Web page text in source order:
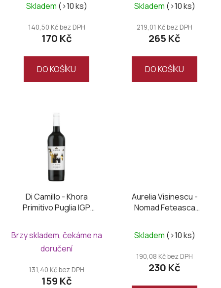
hodnocení
produktu
je
z
Skladem (>10 ks)
140,50 Kč bez DPH
170 Kč
DO KOŠÍKU
Skladem (>10 ks)
219,01 Kč bez DPH
265 Kč
DO KOŠÍKU
Di Camillo - Khora
Primitivo Puglia IGP
Brzy skladem, čekáme na
doručení
131,40 Kč bez DPH
159 Kč
Aurelia Visinescu -
Nomad Feteasca
Skladem (>10 ks)
190,08 Kč bez DPH
230 Kč